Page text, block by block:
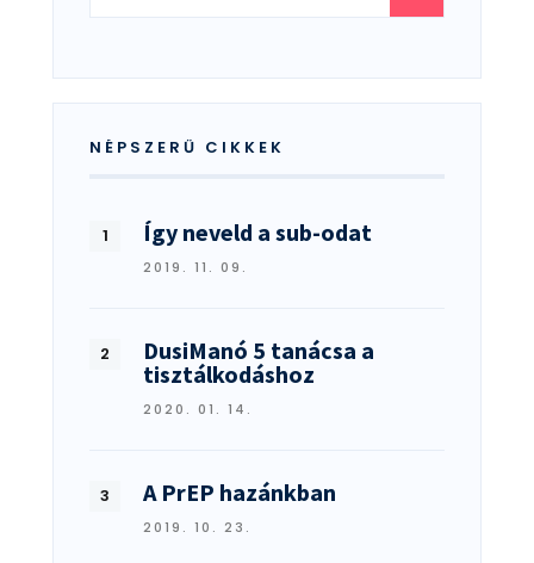
NÉPSZERŰ CIKKEK
Így neveld a sub-odat
2019. 11. 09.
DusiManó 5 tanácsa a
tisztálkodáshoz
2020. 01. 14.
A PrEP hazánkban
2019. 10. 23.